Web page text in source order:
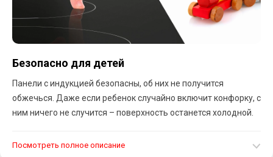
Безопасно для детей
Панели с индукцией безопасны, об них не получится
обжечься. Даже если ребенок случайно включит конфорку, с
ним ничего не случится – поверхность останется холодной.
Посмотреть полное описание